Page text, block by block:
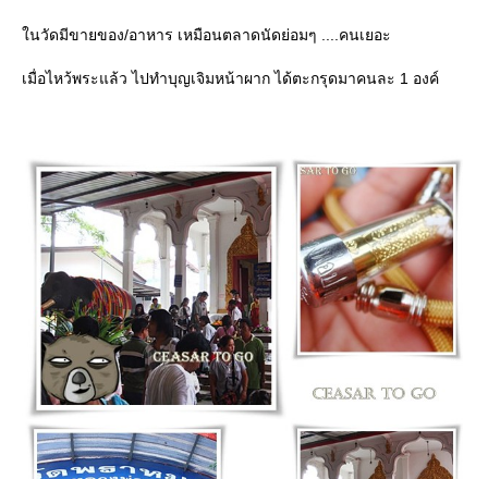
นวัดมีขายของ/อาหาร เหมือนตลาดนัดย่อมๆ ....คนเยอะ
เมื่อไหว้พระแล้ว ไปทำบุญเจิมหน้าผาก ได้ตะกรุดมาคนละ 1 องค์